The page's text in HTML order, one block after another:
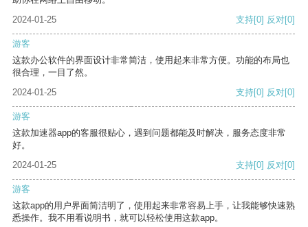
2024-01-25
支持[0] 反对[0]
游客
这款办公软件的界面设计非常简洁，使用起来非常方便。功能的布局也
很合理，一目了然。
2024-01-25
支持[0] 反对[0]
游客
这款加速器app的客服很贴心，遇到问题都能及时解决，服务态度非常
好。
2024-01-25
支持[0] 反对[0]
游客
这款app的用户界面简洁明了，使用起来非常容易上手，让我能够快速熟
悉操作。我不用看说明书，就可以轻松使用这款app。